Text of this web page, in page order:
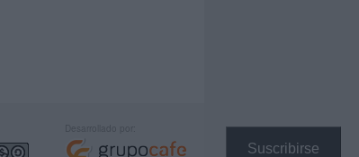
Suscribirse